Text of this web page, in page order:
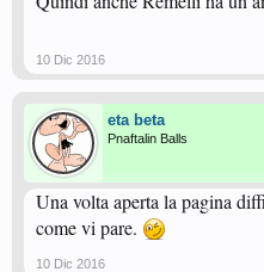
10 Dic 2016
eta beta
Pnaftalin Balls
Una volta aperta la pagina
come vi pare.
10 Dic 2016